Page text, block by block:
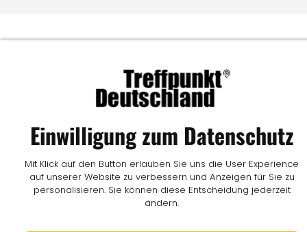
Einwilligung zum Datenschutz
Mit Klick auf den Button erlauben Sie uns die User Experience
auf unserer Website zu verbessern und Anzeigen für Sie zu
personalisieren. Sie können diese Entscheidung jederzeit
ändern.